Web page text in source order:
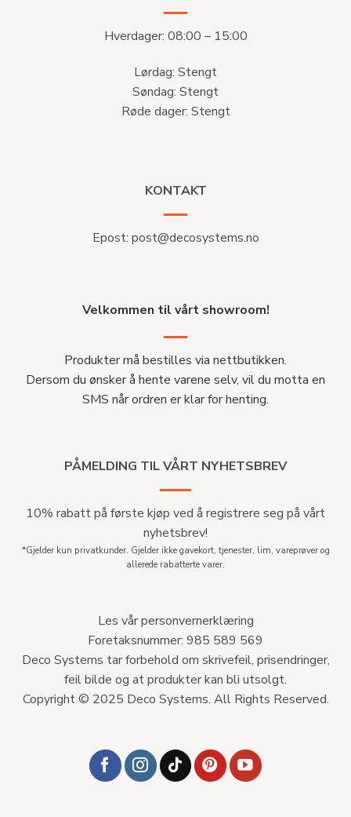
Hverdager: 08:00 – 15:00
Lørdag: Stengt
Søndag: Stengt
Røde dager: Stengt
KONTAKT
Epost: post@decosystems.no
Velkommen til vårt showroom!
Produkter må bestilles via nettbutikken.
Dersom du ønsker å hente varene selv, vil du motta en
SMS når ordren er klar for henting.
PÅMELDING TIL VÅRT NYHETSBREV
10% rabatt på første kjøp ved å registrere seg på vårt
nyhetsbrev!
*Gjelder kun privatkunder. Gjelder ikke gavekort, tjenester, lim, vareprøver og
allerede rabatterte varer.
Les vår personvernerklæring
Foretaksnummer: 985 589 569
Deco Systems tar forbehold om skrivefeil, prisendringer,
feil bilde og at produkter kan bli utsolgt.
Copyright © 2025 Deco Systems. All Rights Reserved.